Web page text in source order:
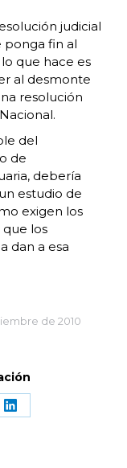
judicial
ponga fin al
que hace es
al desmonte
resolución
del
de
debería
estudio de
exigen los
que los
dan a esa
de 2010
Share